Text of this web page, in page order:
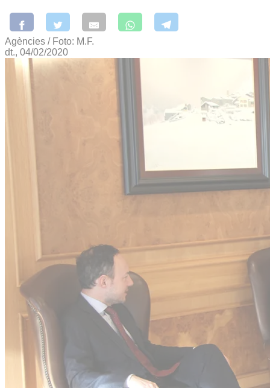
Agències / Foto: M.F.
dt., 04/02/2020